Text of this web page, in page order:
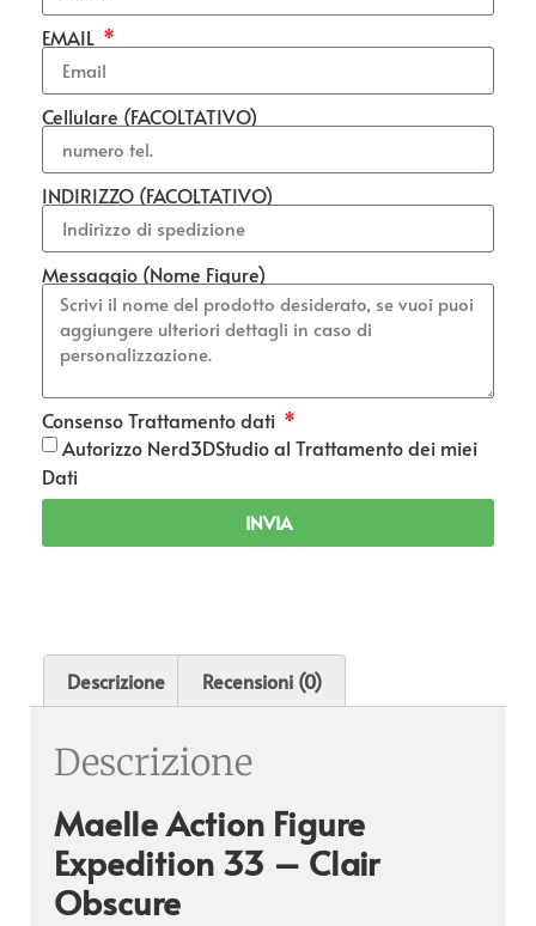
EMAIL
Cellulare (FACOLTATIVO)
INDIRIZZO (FACOLTATIVO)
Messaggio (Nome Figure)
Consenso Trattamento dati
Autorizzo Nerd3DStudio al Trattamento dei miei
Dati
INVIA
Descrizione Recensioni (0)
Descrizione
Maelle Action Figure
Expedition 33 – Clair
Obscure